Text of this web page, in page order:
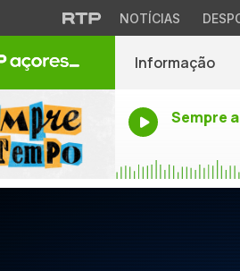
NOTÍCIAS
Informação
Sempre